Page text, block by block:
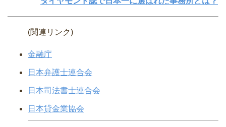
(関連リンク)
金融庁
日本弁護士連合会
日本司法書士連合会
日本貸金業協会